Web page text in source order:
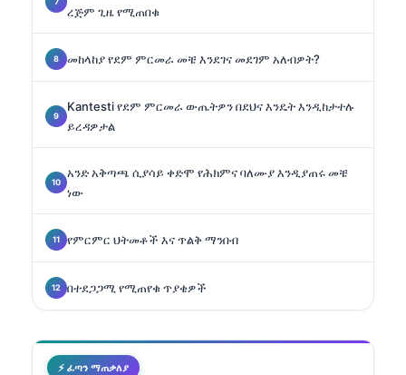
ረጅም ጊዜ የሚጠበቁ
መከላከያ የደም ምርመራ መቼ እንደገና መደገም አለብዎት?
Kantesti የደም ምርመራ ውጤትዎን በደህና እንዴት እንዲከታተሉ
ይረዳዎታል
አንድ አቅጣጫ ሲያሳይ ቀድሞ የሕክምና ባለሙያ እንዲያጠሩ መቼ
ነው
የምርምር ህትመቶች እና ጥልቅ ማንበብ
በተደጋጋሚ የሚጠየቁ ጥያቄዎች
⚡ ፈጣን ማጠቃለያ